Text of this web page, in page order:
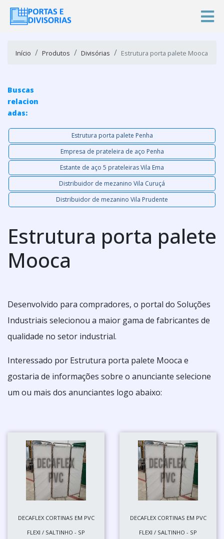
Início Produtos Divisórias Estrutura porta palete Mooca
Buscas
relacion
adas:
Estrutura porta palete Penha
Empresa de prateleira de aço Penha
Estante de aço 5 prateleiras Vila Ema
Distribuidor de mezanino Vila Curuçá
Distribuidor de mezanino Vila Prudente
Estrutura porta palete
Mooca
Desenvolvido para compradores, o portal do Soluções
Industriais selecionou a maior gama de fabricantes de
qualidade no setor industrial.
Interessado por Estrutura porta palete Mooca e
gostaria de informações sobre o anunciante selecione
um ou mais dos anunciantes logo abaixo:
DECAFLEX CORTINAS EM PVC
FLEXI / SALTINHO - SP
DECAFLEX CORTINAS EM PVC
FLEXI / SALTINHO - SP